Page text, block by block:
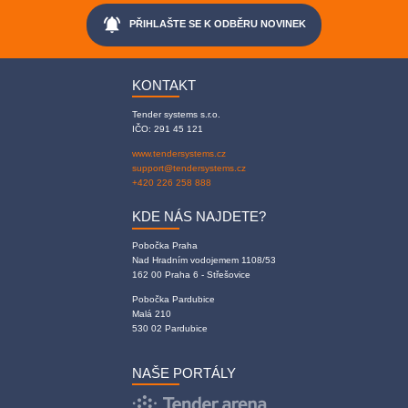
notifications_active PŘIHLAŠTE SE K ODBĚRU NOVINEK
KONTAKT
Tender systems s.r.o.
IČO: 291 45 121
www.tendersystems.cz
support@tendersystems.cz
+420 226 258 888
KDE NÁS NAJDETE?
Pobočka Praha
Nad Hradním vodojemem 1108/53
162 00 Praha 6 - Střešovice
Pobočka Pardubice
Malá 210
530 02 Pardubice
NAŠE PORTÁLY